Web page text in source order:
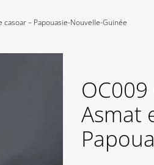
– Papouasie-Nouvelle-Guinée
Asmat